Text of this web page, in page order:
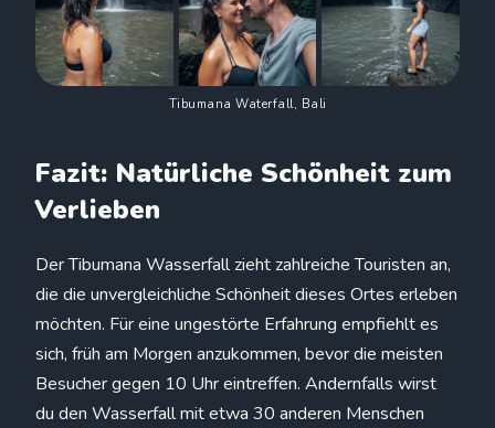
Tibumana Waterfall, Bali
Fazit: Natürliche Schönheit zum
Verlieben
Der Tibumana Wasserfall zieht zahlreiche Touristen an,
die die unvergleichliche Schönheit dieses Ortes erleben
möchten. Für eine ungestörte Erfahrung empfiehlt es
sich, früh am Morgen anzukommen, bevor die meisten
Besucher gegen 10 Uhr eintreffen. Andernfalls wirst
du den Wasserfall mit etwa 30 anderen Menschen